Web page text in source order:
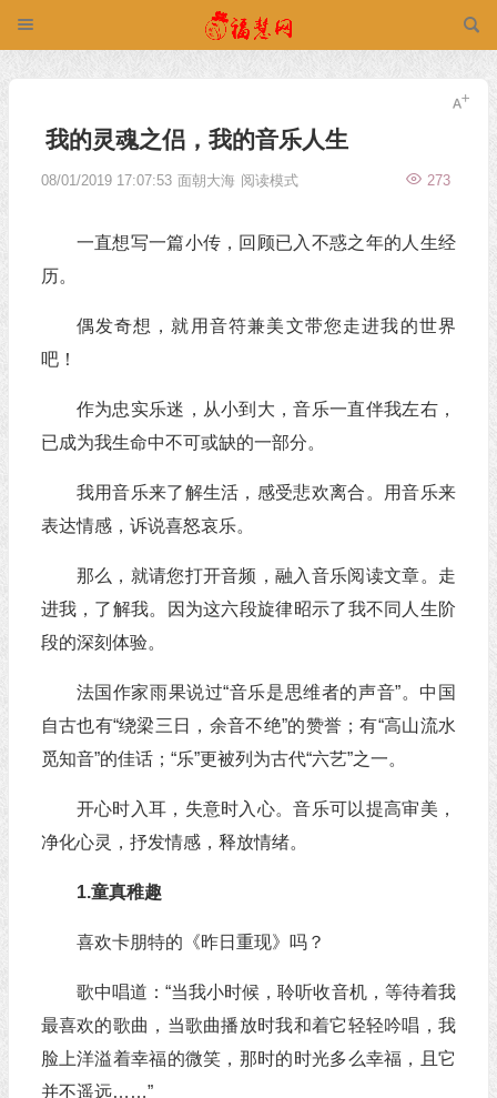
我的灵魂之侣，我的音乐人生
08/01/2019 17:07:53 面朝大海 273
阅读模式
一直想写一篇小传，回顾已入不惑之年的人生经
历。
偶发奇想，就用音符兼美文带您走进我的世界
吧！
作为忠实乐迷，从小到大，音乐一直伴我左右，
已成为我生命中不可或缺的一部分。
我用音乐来了解生活，感受悲欢离合。用音乐来
表达情感，诉说喜怒哀乐。
那么，就请您打开音频，融入音乐阅读文章。走
进我，了解我。因为这六段旋律昭示了我不同人生阶
段的深刻体验。
法国作家雨果说过“音乐是思维者的声音”。中国
自古也有“绕梁三日，余音不绝”的赞誉；有“高山流水
觅知音”的佳话；“乐”更被列为古代“六艺”之一。
开心时入耳，失意时入心。音乐可以提高审美，
净化心灵，抒发情感，释放情绪。
1.童真稚趣
喜欢卡朋特的《昨日重现》吗？
歌中唱道：“当我小时候，聆听收音机，等待着我
最喜欢的歌曲，当歌曲播放时我和着它轻轻吟唱，我
脸上洋溢着幸福的微笑，那时的时光多么幸福，且它
并不遥远……”